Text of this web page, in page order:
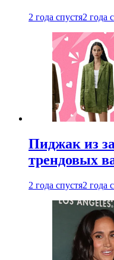
2 года спустя2 года
Пиджак из
трендовых
2 года спустя2 года